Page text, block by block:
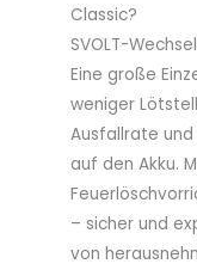
Classic?
SVOLT-
Eine große
weniger
Ausfallrate
auf den Akku.
– sicher und
von